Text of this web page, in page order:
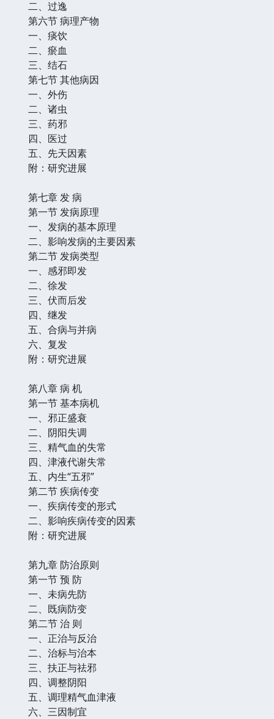
二、过逸
第六节 病理产物
一、痰饮
二、瘀血
三、结石
第七节 其他病因
一、外伤
二、诸虫
三、药邪
四、医过
五、先天因素
附：研究进展
第七章 发 病
第一节 发病原理
一、发病的基本原理
二、影响发病的主要因素
第二节 发病类型
一、感邪即发
二、徐发
三、伏而后发
四、继发
五、合病与并病
六、复发
附：研究进展
第八章 病 机
第一节 基本病机
一、邪正盛衰
二、阴阳失调
三、精气血的失常
四、津液代谢失常
五、内生“五邪”
第二节 疾病传变
一、疾病传变的形式
二、影响疾病传变的因素
附：研究进展
第九章 防治原则
第一节 预 防
一、未病先防
二、既病防变
第二节 治 则
一、正治与反治
二、治标与治本
三、扶正与祛邪
四、调整阴阳
五、调理精气血津液
六、三因制宜